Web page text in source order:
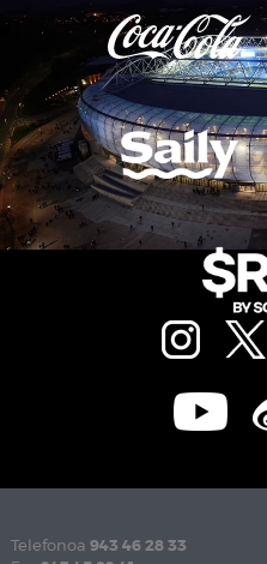
Telefonoa 943 46 28 33